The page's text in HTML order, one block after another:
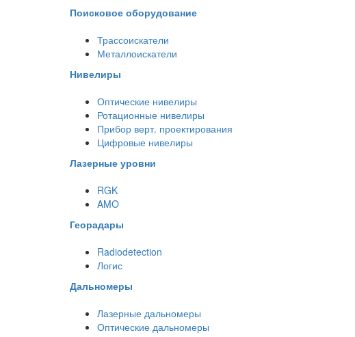
Поисковое оборудование
Трассоискатели
Металлоискатели
Нивелиры
Оптические нивелиры
Ротационные нивелиры
Прибор верт. проектирования
Цифровые нивелиры
Лазерные уровни
RGK
AMO
Георадары
Radiodetection
Логис
Дальномеры
Лазерные дальномеры
Оптические дальномеры